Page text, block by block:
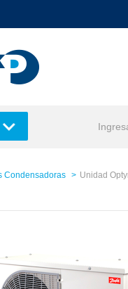
Condensadoras Unidad